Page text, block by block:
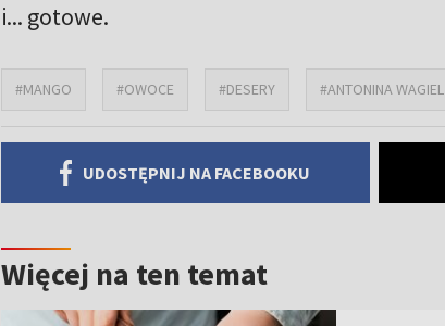
i... gotowe.
#MANGO #OWOCE #DESERY #ANTONINA WAGIEL
UDOSTĘPNIJ NA FACEBOOKU
Więcej na ten temat